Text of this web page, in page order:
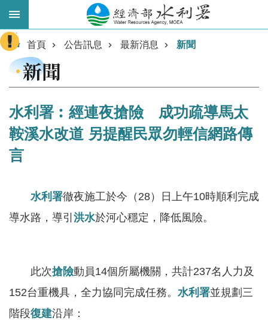
跳到主要內容區塊
進
階
搜
業
最
新
:::
首頁 公告訊息 最新消息 新聞
新聞
水利署︰經連夜搶險 成功疏導馬太
鞍溪水改道 另提醒民眾勿輕信網路傳
言
水利署徹夜施工於今（28）日上午10時順利完成
導水路，導引 洪水於河心穩定，降低風險。
此次搶險動員14個所屬機關，共計237名人力及
152台重機具，全力協同完成任務。 水利署並規劃三
階段復建沿岸：